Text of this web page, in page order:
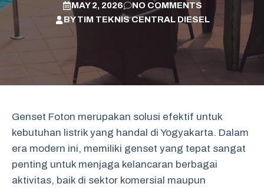
MAY 2, 2026
NO COMMENTS
BYTIM TEKNIS CENTRAL DIESEL
Genset Foton merupakan solusi efektif untuk
kebutuhan listrik yang handal di Yogyakarta. Dalam
era modern ini, memiliki genset yang tepat sangat
penting untuk menjaga kelancaran berbagai
aktivitas, baik di sektor komersial maupun